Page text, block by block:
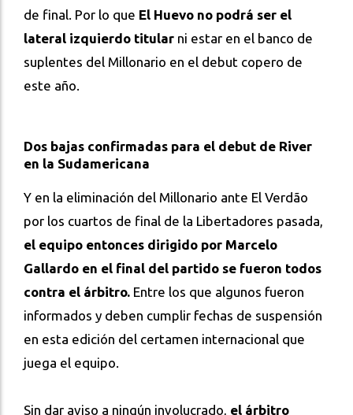
de final. Por lo que El Huevo no podrá ser el
lateral izquierdo titular ni estar en el banco de
suplentes del Millonario en el debut copero de
este año.
Dos bajas confirmadas para el debut de River
en la Sudamericana
Y en la eliminación del Millonario ante El Verdão
por los cuartos de final de la Libertadores pasada,
el equipo entonces dirigido por Marcelo
Gallardo en el final del partido se fueron todos
contra el árbitro. Entre los que algunos fueron
informados y deben cumplir fechas de suspensión
en esta edición del certamen internacional que
juega el equipo.
Sin dar aviso a ningún involucrado, el árbitro